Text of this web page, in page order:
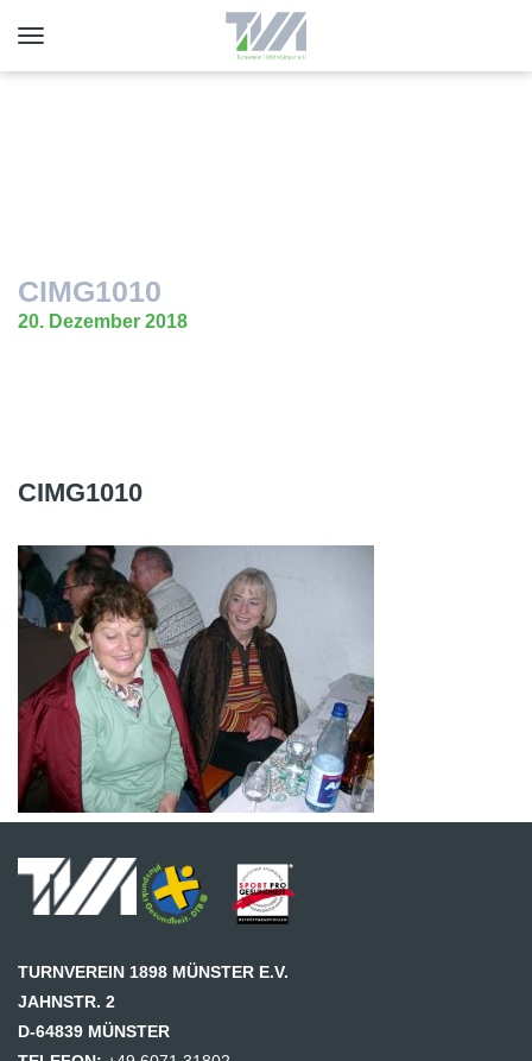
Toggle
CIMG1010
20. Dezember 2018
CIMG1010
TURNVEREIN 1898 MÜNSTER E.V.
JAHNSTR. 2
D-64839 MÜNSTER